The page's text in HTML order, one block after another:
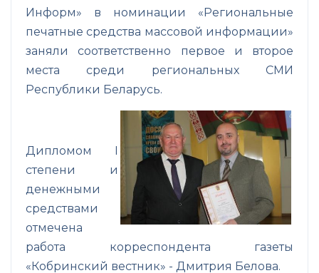
Информ» в номинации «Региональные
печатные средства массовой информации»
заняли соответственно первое и второе
места среди региональных СМИ
Республики Беларусь.
Дипломом I
степени и
денежными
средствами
отмечена
работа корреспондента газеты
«Кобринский вестник» - Дмитрия Белова.